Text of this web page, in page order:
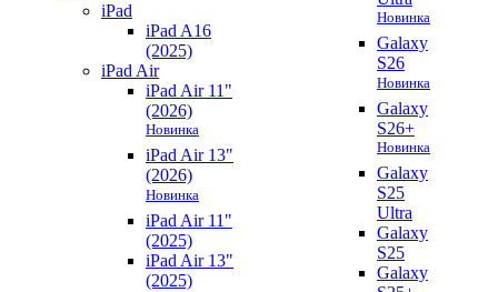
iPad
iPad A16
(2025)
iPad Air
iPad Air 11"
(2026)
Новинка
iPad Air 13"
(2026)
Новинка
iPad Air 11"
(2025)
iPad Air 13"
(2025)
Новинка
Galaxy
S26
Новинка
Galaxy
S26+
Новинка
Galaxy
S25
Ultra
Galaxy
S25
Galaxy